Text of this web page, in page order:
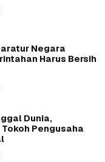
Negara
Harus Bersih
Dunia,
Pengusaha